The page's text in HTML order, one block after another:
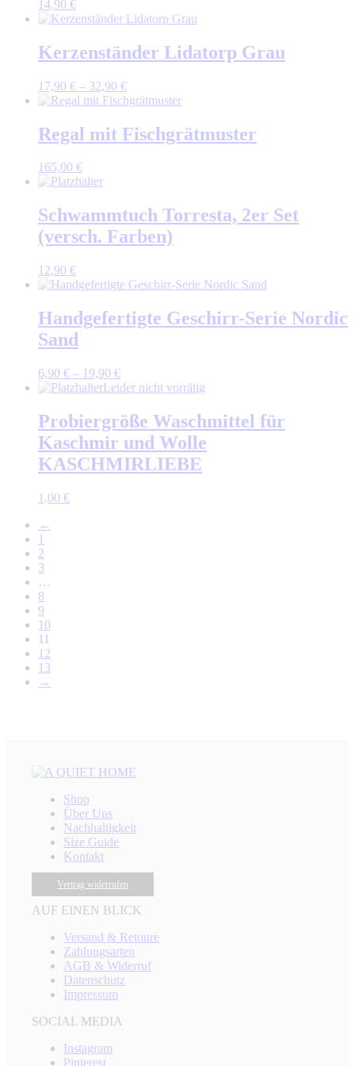
14,90 €
Kerzenständer Lidatorp Grau
17,90 € – 32,90 €
Regal mit Fischgrätmuster
165,00 €
Schwammtuch Torresta, 2er Set
(versch. Farben)
12,90 €
Handgefertigte Geschirr-Serie Nordic
Sand
6,90 € – 19,90 €
Leider nicht vorrätig
Probiergröße Waschmittel für
Kaschmir und Wolle
KASCHMIRLIEBE
1,00 €
←
1
2
3
…
8
9
10
11
12
13
→
Shop
Über Uns
Nachhaltigkeit
Size Guide
Kontakt
Vertrag widerrufen
AUF EINEN BLICK
Versand & Retoure
Zahlungsarten
AGB & Widerruf
Datenschutz
Impressum
SOCIAL MEDIA
Instagram
Pinterest